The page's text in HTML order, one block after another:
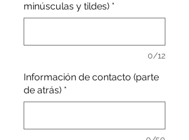
minúsculas y tildes) *
0/12
Información de contacto (parte
de atrás) *